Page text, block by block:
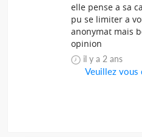
elle pense a sa
pu se limiter a
anonymat mais
opinion
il y a 2 ans
Veuillez vous